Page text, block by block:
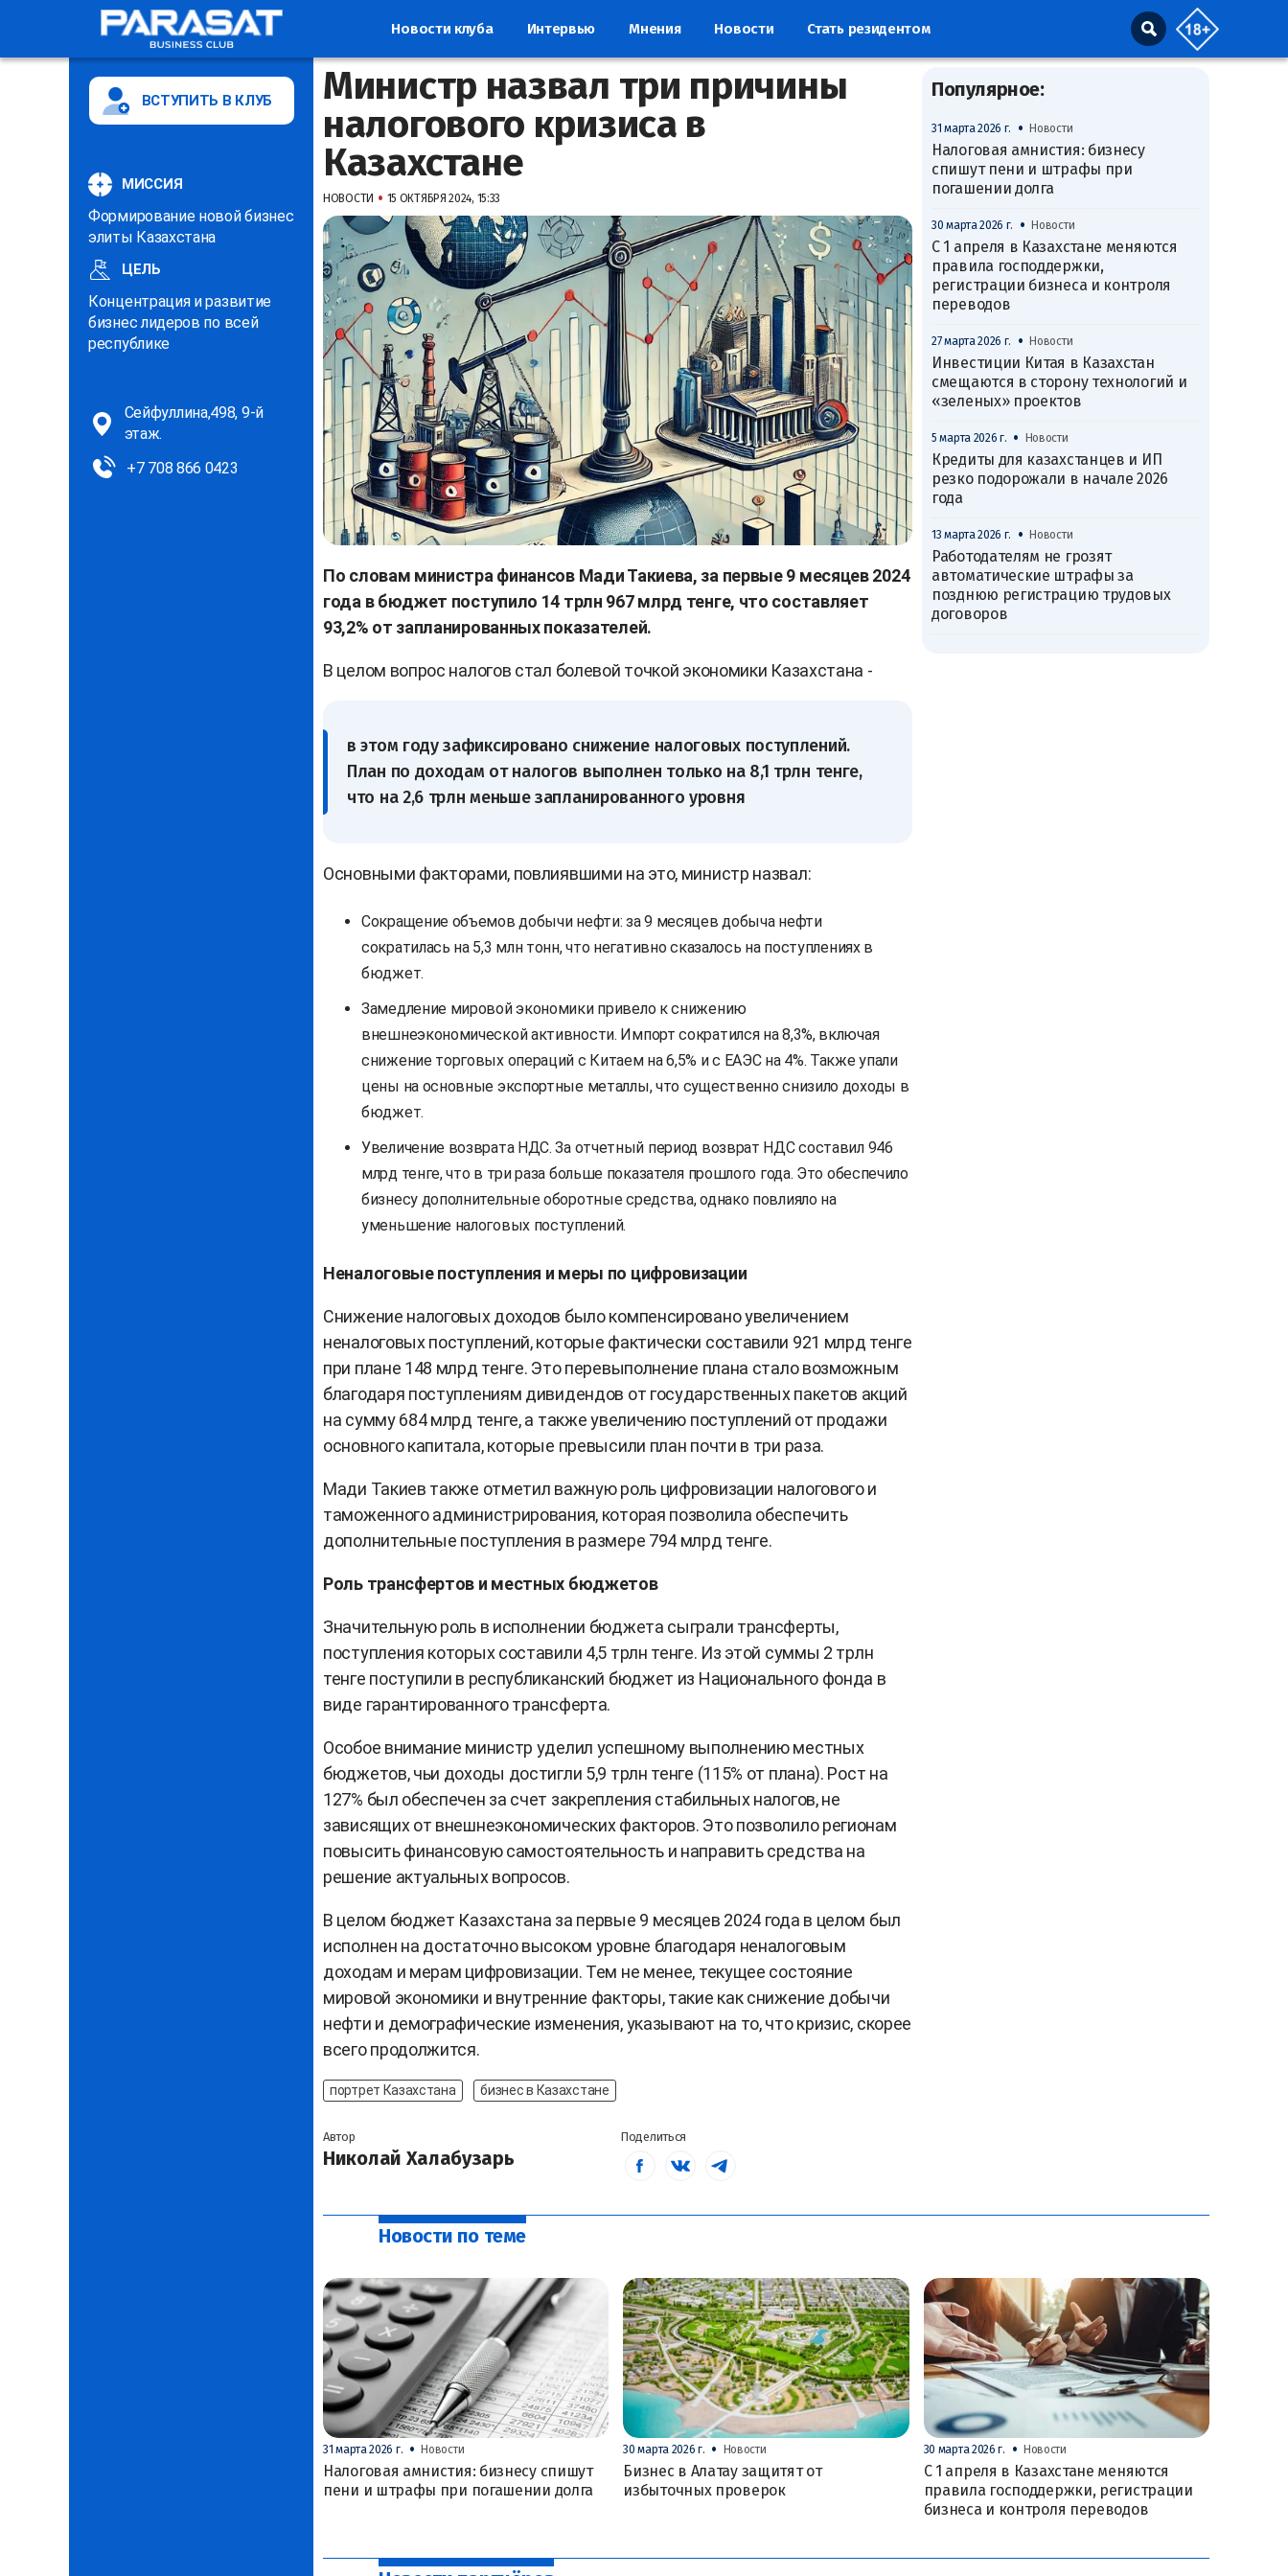
Новости клуба Интервью Мнения Новости Стать резидентом
ВСТУПИТЬ В КЛУБ
МИССИЯ
Формирование новой бизнес
элиты Казахстана
ЦЕЛЬ
Концентрация и развитие
бизнес лидеров по всей
республике
Сейфуллина,498, 9-й
этаж.
+7 708 866 0423
Министр назвал три причины
налогового кризиса в
Казахстане
НОВОСТИ • 15 ОКТЯБРЯ 2024, 15:33
По словам министра финансов Мади Такиева, за первые 9 месяцев 2024
года в бюджет поступило 14 трлн 967 млрд тенге, что составляет
93,2% от запланированных показателей.
В целом вопрос налогов стал болевой точкой экономики Казахстана -
в этом году зафиксировано снижение налоговых поступлений.
План по доходам от налогов выполнен только на 8,1 трлн тенге,
что на 2,6 трлн меньше запланированного уровня
Основными факторами, повлиявшими на это, министр назвал:
Сокращение объемов добычи нефти: за 9 месяцев добыча нефти
сократилась на 5,3 млн тонн, что негативно сказалось на поступлениях в
бюджет.
Замедление мировой экономики привело к снижению
внешнеэкономической активности. Импорт сократился на 8,3%, включая
снижение торговых операций с Китаем на 6,5% и с ЕАЭС на 4%. Также упали
цены на основные экспортные металлы, что существенно снизило доходы в
бюджет.
Увеличение возврата НДС. За отчетный период возврат НДС составил 946
млрд тенге, что в три раза больше показателя прошлого года. Это обеспечило
бизнесу дополнительные оборотные средства, однако повлияло на
уменьшение налоговых поступлений.
Неналоговые поступления и меры по цифровизации
Снижение налоговых доходов было компенсировано увеличением
неналоговых поступлений, которые фактически составили 921 млрд тенге
при плане 148 млрд тенге. Это перевыполнение плана стало возможным
благодаря поступлениям дивидендов от государственных пакетов акций
на сумму 684 млрд тенге, а также увеличению поступлений от продажи
основного капитала, которые превысили план почти в три раза.
Мади Такиев также отметил важную роль цифровизации налогового и
таможенного администрирования, которая позволила обеспечить
дополнительные поступления в размере 794 млрд тенге.
Роль трансфертов и местных бюджетов
Значительную роль в исполнении бюджета сыграли трансферты,
поступления которых составили 4,5 трлн тенге. Из этой суммы 2 трлн
тенге поступили в республиканский бюджет из Национального фонда в
виде гарантированного трансферта.
Особое внимание министр уделил успешному выполнению местных
бюджетов, чьи доходы достигли 5,9 трлн тенге (115% от плана). Рост на
127% был обеспечен за счет закрепления стабильных налогов, не
зависящих от внешнеэкономических факторов. Это позволило регионам
повысить финансовую самостоятельность и направить средства на
решение актуальных вопросов.
В целом бюджет Казахстана за первые 9 месяцев 2024 года в целом был
исполнен на достаточно высоком уровне благодаря неналоговым
доходам и мерам цифровизации. Тем не менее, текущее состояние
мировой экономики и внутренние факторы, такие как снижение добычи
нефти и демографические изменения, указывают на то, что кризис, скорее
всего продолжится.
портрет Казахстана бизнес в Казахстане
Автор
Николай Халабузарь
Поделиться
Популярное:
31 марта 2026 г. • Новости
Налоговая амнистия: бизнесу
спишут пени и штрафы при
погашении долга
30 марта 2026 г. • Новости
С 1 апреля в Казахстане меняются
правила господдержки,
регистрации бизнеса и контроля
переводов
27 марта 2026 г. • Новости
Инвестиции Китая в Казахстан
смещаются в сторону технологий и
«зеленых» проектов
5 марта 2026 г. • Новости
Кредиты для казахстанцев и ИП
резко подорожали в начале 2026
года
13 марта 2026 г. • Новости
Работодателям не грозят
автоматические штрафы за
позднюю регистрацию трудовых
договоров
Новости по теме
31 марта 2026 г. • Новости
Налоговая амнистия: бизнесу спишут
пени и штрафы при погашении долга
30 марта 2026 г. • Новости
Бизнес в Алатау защитят от
избыточных проверок
30 марта 2026 г. • Новости
С 1 апреля в Казахстане меняются
правила господдержки, регистрации
бизнеса и контроля переводов